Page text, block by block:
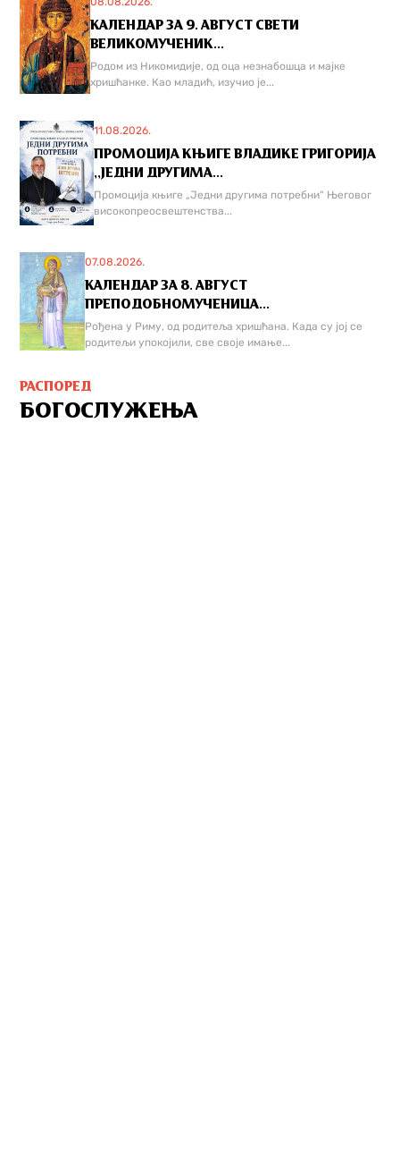
КАЛЕНДАР ЗА 9. АВГУСТ СВЕТИ
ВЕЛИКОМУЧЕНИК...
Родом из Никомидије, од оца незнабошца и мајке
хришћанке. Као младић, изучио је...
11.08.2026.
ПРОМОЦИЈА КЊИГЕ ВЛАДИКЕ ГРИГОРИЈА
,,ЈЕДНИ ДРУГИМА...
Промоција књиге „Једни другима потребни“ Његовог
високопреосвештенства...
07.08.2026.
КАЛЕНДАР ЗА 8. АВГУСТ
ПРЕПОДОБНОМУЧЕНИЦА...
Рођена у Риму, од родитеља хришћана. Када су јој се
родитељи упокојили, све своје имање...
РАСПОРЕД
БОГОСЛУЖЕЊА